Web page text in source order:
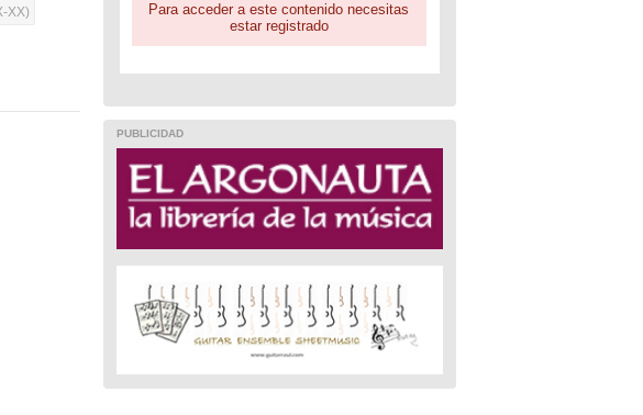
XX)
Para acceder a este contenido necesitas
estar registrado
PUBLICIDAD